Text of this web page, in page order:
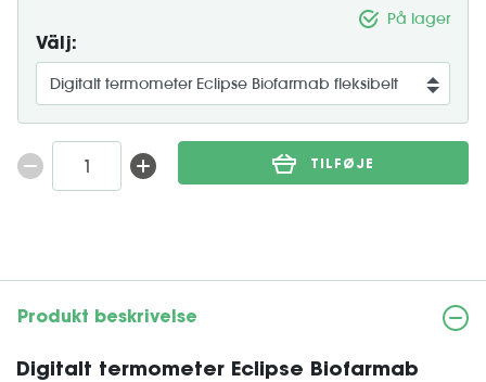
På lager
Välj:
TILFØJE
Produkt beskrivelse
Digitalt termometer Eclipse Biofarmab